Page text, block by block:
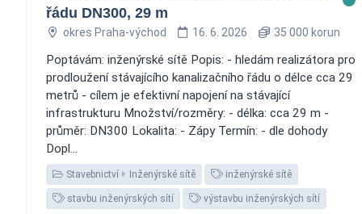
řádu DN300, 29 m
okres Praha-východ 16. 6. 2026 35 000 korun
Poptávám: inženýrské sítě Popis: - hledám realizátora pro
prodloužení stávajícího kanalizačního řádu o délce cca 29
metrů - cílem je efektivní napojení na stávající
infrastrukturu Množství/rozměry: - délka: cca 29 m -
průměr: DN300 Lokalita: - Zápy Termín: - dle dohody
Dopl...
Stavebnictví Inženýrské sítě inženýrské sítě
stavbu inženýrských sítí výstavbu inženýrských sítí